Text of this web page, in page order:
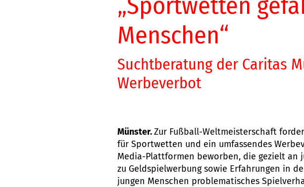
Menschen“
Suchtberatung der Caritas
Werbeverbot
Münster.Zur Fußball-Weltmeisterschaft
für Sportwetten und ein umfassendes
Media-Plattformen beworben, die gezielt an
zu Geldspielwerbung sowie Erfahrungen in
jungen Menschen problematisches